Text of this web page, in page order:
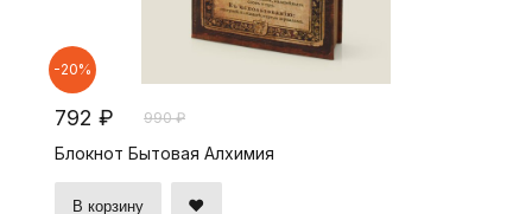
-20%
792 ₽ 990 ₽
Блокнот Бытовая Алхимия
В корзину